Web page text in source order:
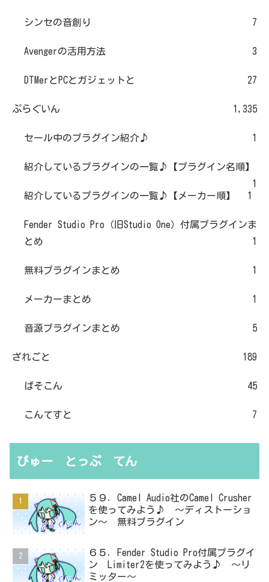
シンセの音創り 7
Avengerの活用方法 3
DTMerとPCとガジェットと 27
ぷらぐいん 1,335
セール中のプラグイン紹介♪ 1
紹介しているプラグインの一覧♪【プラグイン名順】
1
紹介しているプラグインの一覧♪【メーカー順】
1
Fender Studio Pro（旧Studio One）付属プラグインま
とめ
1
無料プラグインまとめ 1
メーカーまとめ 1
音源プラグインまとめ 5
ざれごと 189
ぱそこん 45
こんてすと 7
びゅー とっぷ てん
５９．Camel Audio社のCamel Crusher
を使ってみよう♪ ～ディストーショ
ン～ 無料プラグイン
６５．Fender Studio Pro付属プラグイ
ン Limiter2を使ってみよう♪ ～リ
ミッター～